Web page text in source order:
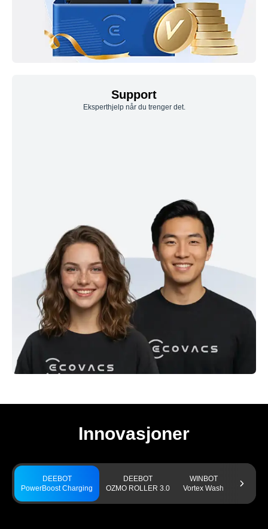
Support
Eksperthjelp når du trenger det.
Innovasjoner
DEEBOT
PowerBoost Charging
DEEBOT
OZMO ROLLER 3.0
WINBOT
Vortex Wash
TruEdge